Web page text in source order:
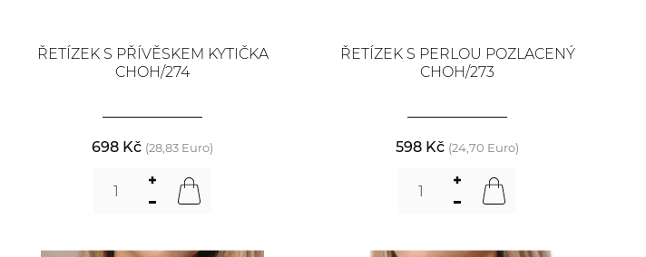
ŘETÍZEK S PŘÍVĚSKEM KYTIČKA
CHOH/274
698 Kč (28,83 Euro)
ŘETÍZEK S PERLOU POZLACENÝ
CHOH/273
598 Kč (24,70 Euro)